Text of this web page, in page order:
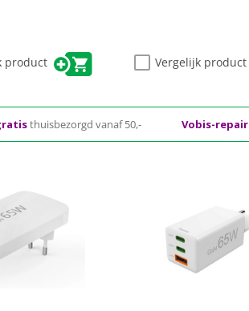
product Vergelijk product
thuisbezorgd vanaf 50,- Vobis-repair